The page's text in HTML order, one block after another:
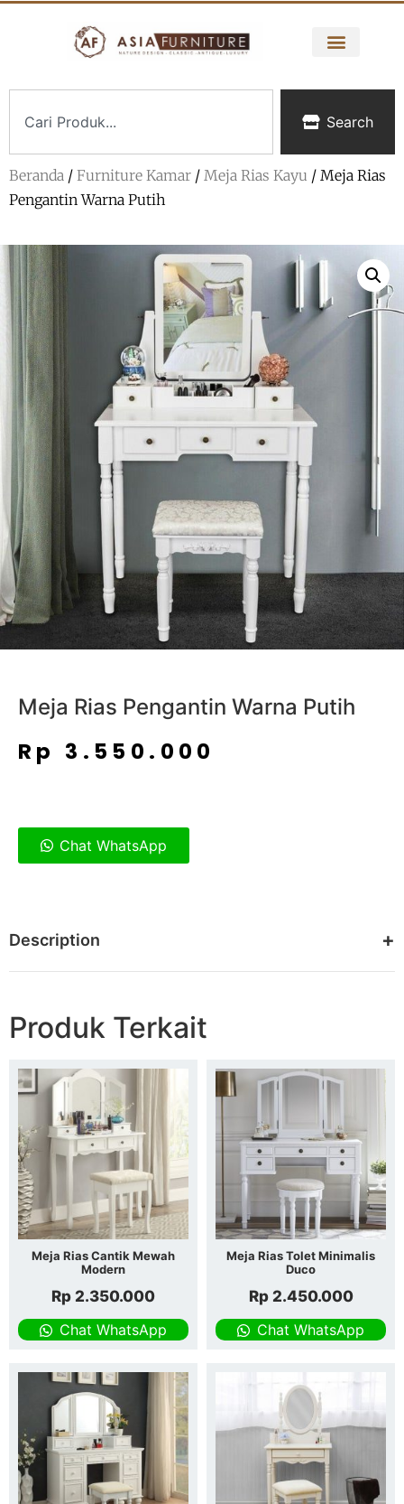
Search
Beranda / Furniture Kamar / Meja Rias Kayu / Meja Rias
Pengantin Warna Putih
Meja Rias Pengantin Warna Putih
Rp 3.550.000
Chat WhatsApp
Description
Produk Terkait
Meja Rias Cantik Mewah
Modern
Rp 2.350.000
Chat WhatsApp
Meja Rias Tolet Minimalis
Duco
Rp2.450.000
Chat WhatsApp